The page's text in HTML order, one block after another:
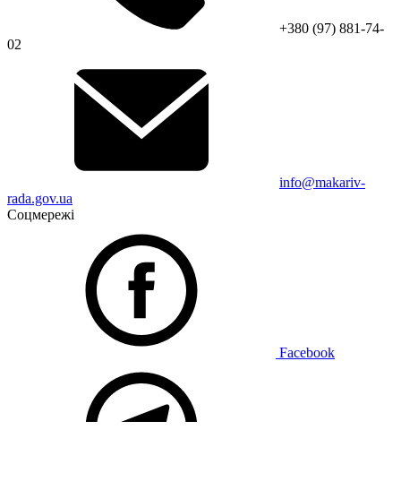
+380 (97) 881-74-
02
info@makariv-
rada.gov.ua
Соцмережі
Facebook